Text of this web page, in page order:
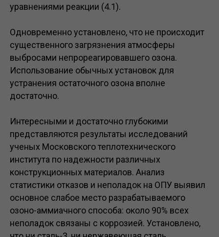
уравнениями реакции (4.1).
Одновременно установлено, что не происходит
существенного загрязнения атмосферы
выбросами непрореагировавшего озона.
Использование обычных установок для
устранения остаточного озона вполне
достаточно.
Интересными и достаточно глубокими
представляются результаты исследований
ученых Московского теплотехнического
института по надежности различных
конструкционных материалов. Анализ
статистики отказов и неполадок на ОПУ выявил
основное слабое место разрабатываемого
озоно-аммиачного способа: около 90% всех
неполадок связаны с коррозией. Установлено,